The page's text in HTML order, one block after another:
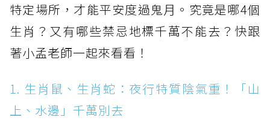
特定場所，才能平安度過鬼月。究竟是哪4個
生肖？又有哪些禁忌地標千萬不能去？快跟
著小孟老師一起來看看！
1. 生肖鼠、生肖蛇：夜行特質陰氣重！「山
上、水邊」千萬別去